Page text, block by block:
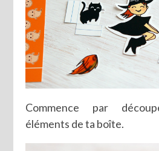
Commence par
éléments de ta boîte.